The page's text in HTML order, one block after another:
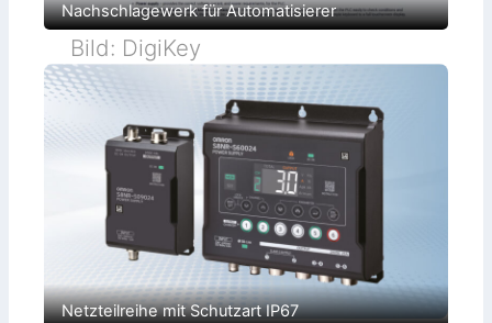
Nachschlagewerk für Automatisierer
Bild: DigiKey
Netzteilreihe mit Schutzart IP67